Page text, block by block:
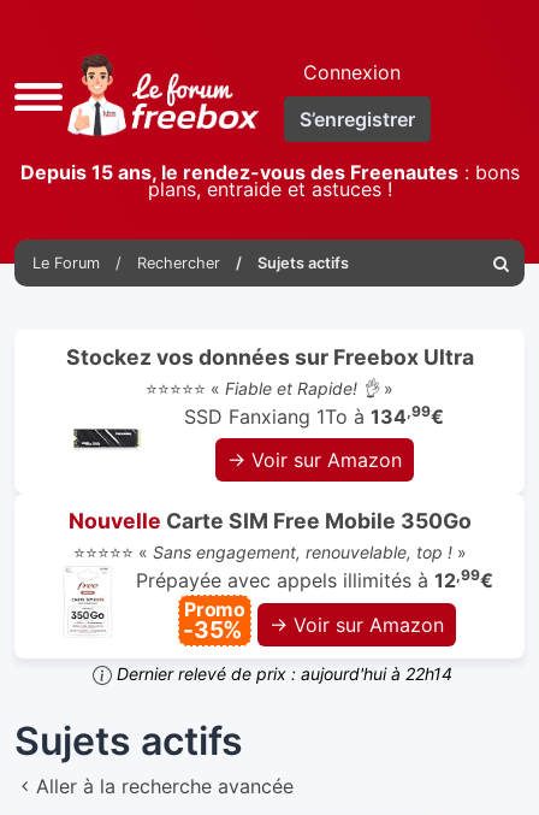
Accès
rapide
Connexion
S’enregistrer
Depuis 15 ans, le rendez-vous des Freenautes: bons
plans, entraide et astuces !
Le Forum Rechercher Sujets actifs
Stockez vos données sur Freebox Ultra
⭐⭐⭐⭐⭐ « Fiable et Rapide! 👌»
SSD Fanxiang 1To à 134,99€
→ Voir sur Amazon
Nouvelle Carte SIM Free Mobile 350Go
⭐⭐⭐⭐⭐ « Sans engagement, renouvelable, top !»
Prépayée avec appels illimités à 12,99€
Promo
-35% → Voir sur Amazon
Dernier relevé de prix : aujourd'hui à 22h14
Sujets actifs
Aller à la recherche avancée